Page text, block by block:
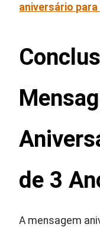
aniversário para
de 3
A mensagem